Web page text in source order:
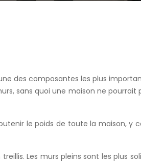
des composantes les plus
sans quoi une maison ne pourrait
le poids de toute la maison, y
Les murs pleins sont les plus